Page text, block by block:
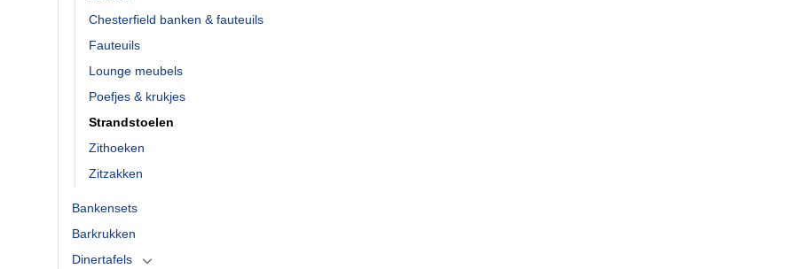
Chesterfield banken & fauteuils
Fauteuils
Lounge meubels
Poefjes & krukjes
Strandstoelen
Zithoeken
Zitzakken
Bankensets
Barkrukken
Dinertafels